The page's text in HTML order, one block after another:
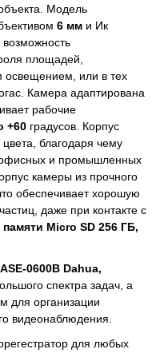
Модель
6 мм и Ик
площадей,
освещением, или в тех
Камера адаптирована
рабочие
+60 градусов. Корпус
благодаря чему
и промышленных
камеры из прочного
обеспечивает хорошую
даже при контакте с
Micro SD 256 ГБ,
0600B Dahua,
спектра задач, а
для организации
видеонаблюдения.
для любых